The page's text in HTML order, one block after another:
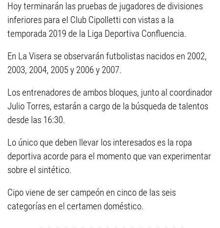
Hoy terminarán las pruebas de jugadores de divisiones
inferiores para el Club Cipolletti con vistas a la
temporada 2019 de la Liga Deportiva Confluencia.
En La Visera se observarán futbolistas nacidos en 2002,
2003, 2004, 2005 y 2006 y 2007.
Los entrenadores de ambos bloques, junto al coordinador
Julio Torres, estarán a cargo de la búsqueda de talentos
desde las 16:30.
Lo único que deben llevar los interesados es la ropa
deportiva acorde para el momento que van experimentar
sobre el sintético.
Cipo viene de ser campeón en cinco de las seis
categorías en el certamen doméstico.